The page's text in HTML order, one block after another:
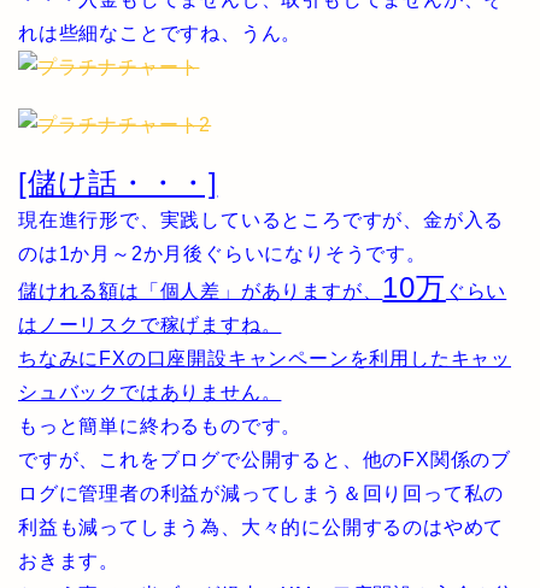
れは些細なことですね、うん。
[儲け話・・・]
現在進行形で、実践しているところですが、金が入る
のは1か月～2か月後ぐらいになりそうです。
儲けれる額は「個人差」がありますが、 10万 ぐらい
はノーリスクで稼げますね。
ちなみにFXの口座開設キャンペーンを利用したキャッ
シュバックではありません。
もっと簡単に終わるものです。
ですが、これをブログで公開すると、他のFX関係のブ
ログに管理者の利益が減ってしまう＆回り回って私の
利益も減ってしまう為、大々的に公開するのはやめて
おきます。